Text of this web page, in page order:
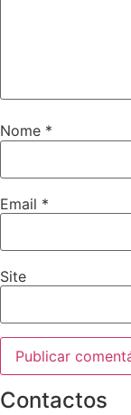
Nome *
Email *
Site
Contactos